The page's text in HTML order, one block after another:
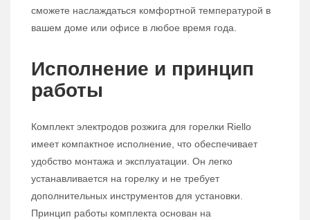
сможете наслаждаться комфортной температурой в
вашем доме или офисе в любое время года.
Исполнение и принцип
работы
Комплект электродов розжига для горелки Riello
имеет компактное исполнение, что обеспечивает
удобство монтажа и эксплуатации. Он легко
устанавливается на горелку и не требует
дополнительных инструментов для установки.
Принцип работы комплекта основан на